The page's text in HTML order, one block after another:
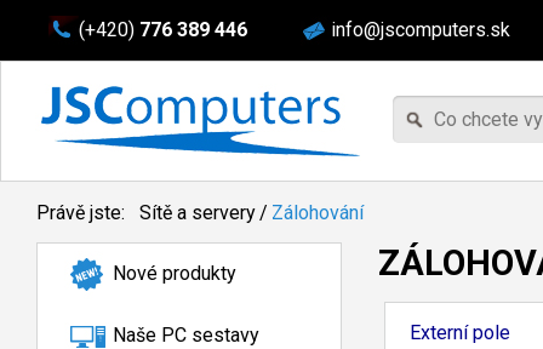
(+420) 776 389 446 info@jscomputers.sk
Právě jste: Sítě a servery/ Zálohování
Nové produkty
Naše PC sestavy Externí pole